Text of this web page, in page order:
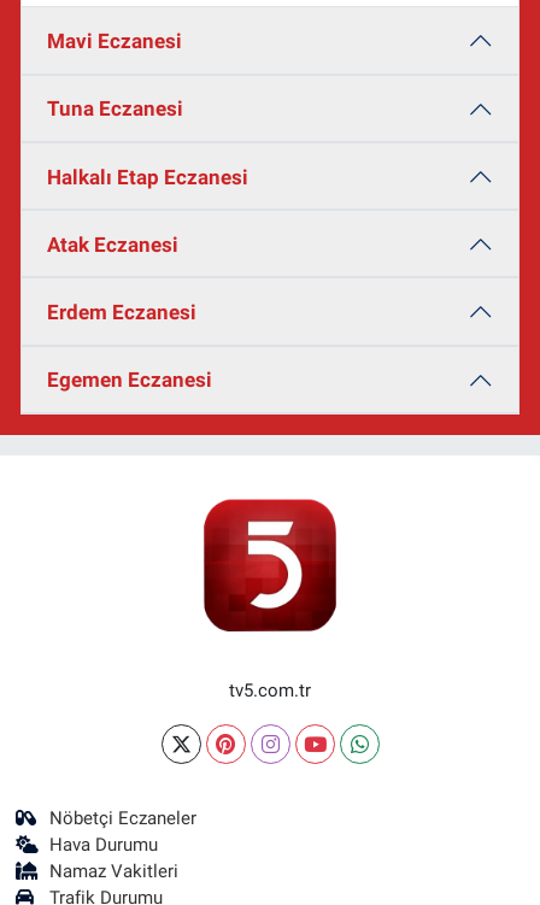
Mavi Eczanesi
Tuna Eczanesi
Halkalı Etap Eczanesi
Atak Eczanesi
Erdem Eczanesi
Egemen Eczanesi
tv5.com.tr
Nöbetçi Eczaneler
Hava Durumu
Namaz Vakitleri
Trafik Durumu